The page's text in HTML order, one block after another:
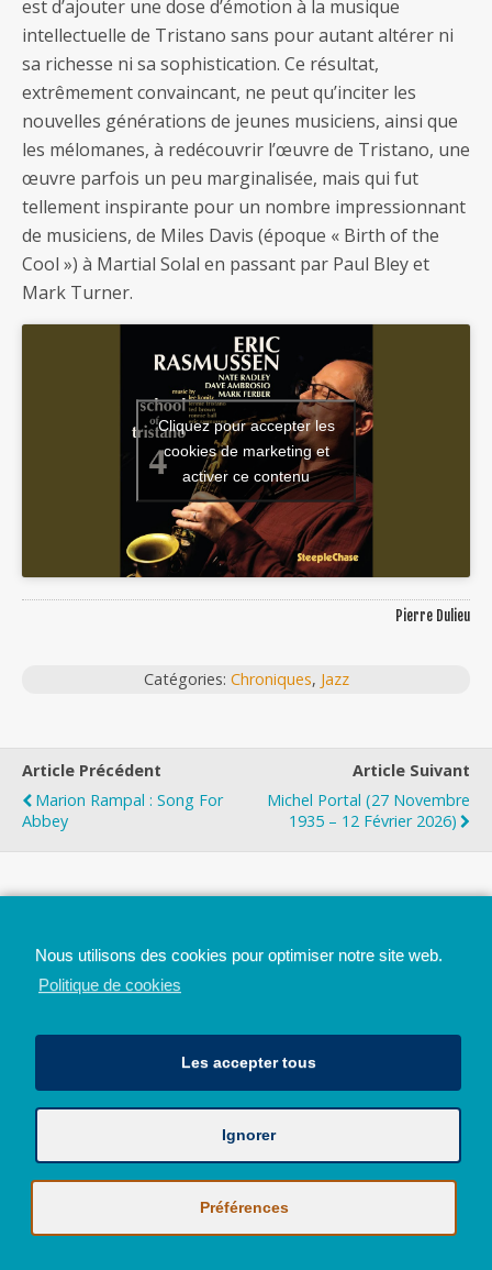
est d’ajouter une dose d’émotion à la musique
intellectuelle de Tristano sans pour autant altérer ni
sa richesse ni sa sophistication. Ce résultat,
extrêmement convaincant, ne peut qu’inciter les
nouvelles générations de jeunes musiciens, ainsi que
les mélomanes, à redécouvrir l’œuvre de Tristano, une
œuvre parfois un peu marginalisée, mais qui fut
tellement inspirante pour un nombre impressionnant
de musiciens, de Miles Davis (époque « Birth of the
Cool ») à Martial Solal en passant par Paul Bley et
Mark Turner.
Cliquez pour accepter les
cookies de marketing et
activer ce contenu
Pierre Dulieu
Catégories: Chroniques, Jazz
Article Précédent
Marion Rampal : Song For
Abbey
Article Suivant
Michel Portal (27 Novembre
1935 – 12 Février 2026)
Avec le soutien de la Province de Liège
© 2026 - Tous droits réservés - JazzMania
Politique en matière de confidentialité et de vie privée
Hébergé parBehostings.com
Nous utilisons des cookies pour optimiser notre site web.
Politique de cookies
Les accepter tous
Ignorer
Préférences